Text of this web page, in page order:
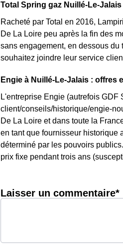
Total Spring gaz Nuillé-Le-
Racheté par Total en 2016,
De La Loire peu après la fin des
sans engagement, en dessous
souhaitez joindre leur service
Engie à Nuillé-Le-Jalais :
L'entreprise Engie (autrefois
client/conseils/historique/engie-
De La Loire et dans toute la
en tant que fournisseur historique
déterminé par les pouvoirs
prix fixe pendant trois ans
Laisser un commentaire*